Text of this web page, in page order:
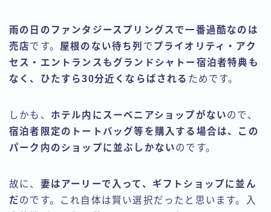
雨の日のファンタジースプリングスで一番過酷なのは
売店です。 屋根のない待ち列 で プライオリティ・アク
セス・エントランスもグランドシャトー宿泊者特典も
なく、ひたすら30分近くならばされる ためです。
しかも、 ホテル内にスーベニアショップがないので、
宿泊者限定のトートバッグ等を購入する場合は、この
パーク内のショップに並ぶしかないのです。
故に、 妻はアーリーで入って、ギフトショップに並ん
だのです。これ自体は賢い選択だったと思います。入